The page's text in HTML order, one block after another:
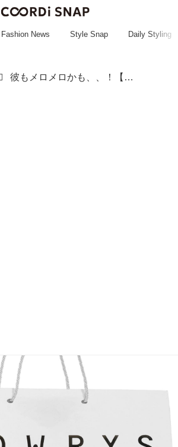
~~~~~~~~~~~
Fashion News Style Snap Daily Styling
彼もメロメロかも、、！【ローリーズファーム】大人のデート服に！「女っぽアイテム」